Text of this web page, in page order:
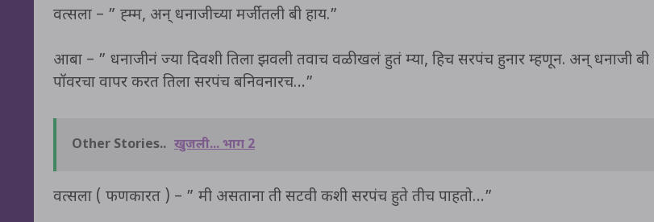
वत्सला – ” ह्म्म, अन् धनाजीच्या मर्जीतली बी हाय.”
आबा – ” धनाजीनं ज्या दिवशी तिला झवली तवाच वळीखलं हुतं म्या, हिच सरपंच हुनार म्हणून. अन् धनाजी
पॉवरचा वापर करत तिला सरपंच बनिवनारच…”
Other Stories.. खुजली... भाग 2
वत्सला ( फणकारत ) – ” मी असताना ती सटवी कशी सरपंच हुते तीच पाहतो…”